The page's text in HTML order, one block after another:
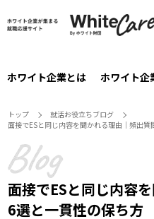
ホワイト企業とは ホワイト企
トップ
就活お役⽴ちブログ
面接でESと同じ内容を聞かれる理由｜頻出
面接でESと同じ内容
6選と一貫性の保ち方